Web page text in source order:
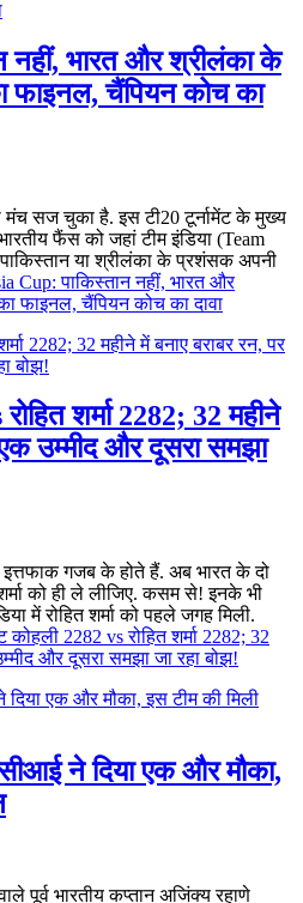
नहीं, भारत और श्रीलंका के
फाइनल, चैंपियन कोच का
मंच सज चुका है. इस टी20 टूर्नामेंट के मुख्य
फैंस को जहां टीम इंडिया (Team
या श्रीलंका के प्रशंसक अपनी
Cup: पाकिस्तान नहीं, भारत और
फाइनल, चैंपियन कोच का दावा
शर्मा 2282; 32 महीने
उम्मीद और दूसरा समझा
इत्तफाक गजब के होते हैं. अब भारत के दो
को ही ले लीजिए. कसम से! इनके भी
में रोहित शर्मा को पहले जगह मिली.
कोहली 2282 vs रोहित शर्मा 2282; 32
और दूसरा समझा जा रहा बोझ!
ने दिया एक और मौका,
पूर्व भारतीय कप्तान अजिंक्य रहाणे